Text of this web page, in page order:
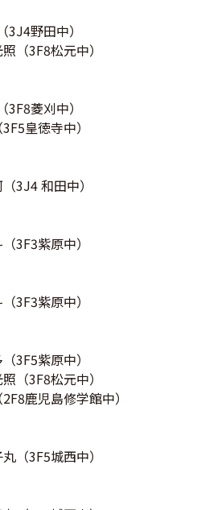
3J4野田中）
（3F8松元中）
菱刈中）
皇徳寺中）
3J4 和田中）
3F3紫原中）
3F3紫原中）
3F5紫原中）
（3F8松元中）
2F8鹿児島修学館中）
（3F5城西中）